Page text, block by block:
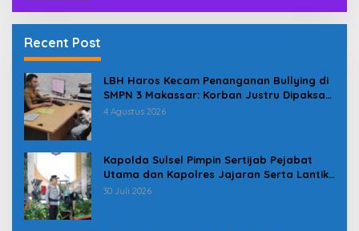
Recent Post
LBH Haros Kecam Penanganan Bullying di
SMPN 3 Makassar: Korban Justru Dipaksa
Pindah
4 Agustus 2026
Kapolda Sulsel Pimpin Sertijab Pejabat
Utama dan Kapolres Jajaran Serta Lantik
Karolog dan Kapolresta Gowa
30 Juli 2026